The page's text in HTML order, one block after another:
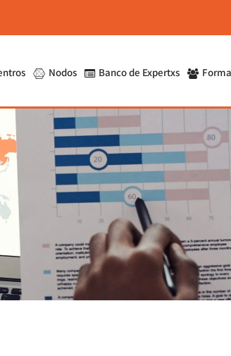
Nodos Banco de Expertxs